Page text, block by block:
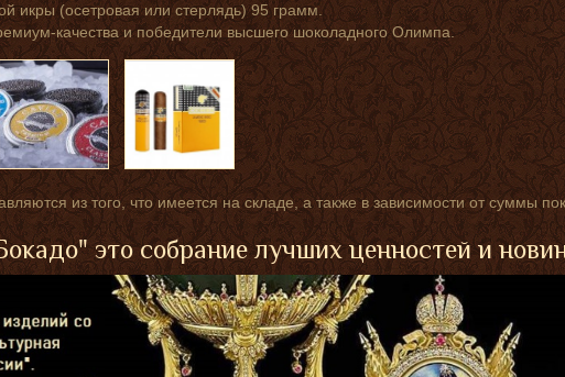
икры (осетровая или стерлядь) 95 грамм.
качества и победители высшего шоколадного Олимпа.
из того, что имеется на складе, а также в зависимости от суммы
это собрание лучших ценностей и